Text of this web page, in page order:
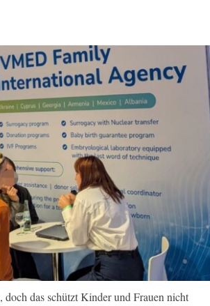
das schützt Kinder und Frauen nicht